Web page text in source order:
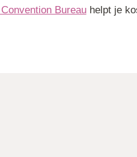
Bureauhelpt je